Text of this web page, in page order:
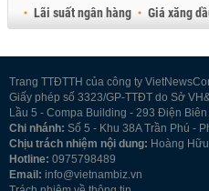
Lãi suất ngân hàng
Giá xăng
Trang TTĐTTH của công ty
Giấy phép số 3323/GP-TTĐT do Sở
Lầu 5 - Compa Building - 293 Điện
Chi nhánh: Số 5 - Khu 38A Trần Phú -
Chịu trách nhiệm nội dung: Hoàng
Hotline: 0975798489
Email: info@vietnambiz.vn